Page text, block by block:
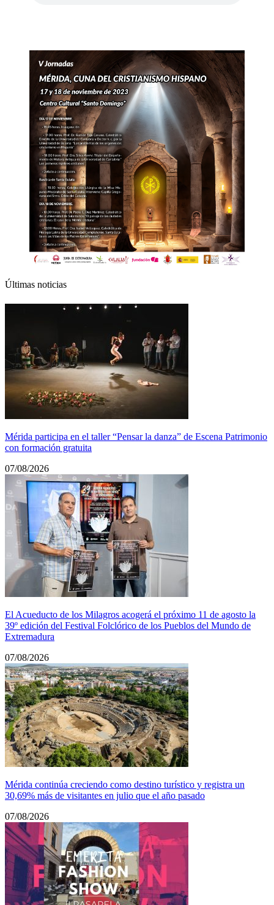
Últimas noticias
Mérida participa en el taller “Pensar la danza” de Escena Patrimonio
con formación gratuita
07/08/2026
El Acueducto de los Milagros acogerá el próximo 11 de agosto la
39º edición del Festival Folclórico de los Pueblos del Mundo de
Extremadura
07/08/2026
Mérida continúa creciendo como destino turístico y registra un
30,69% más de visitantes en julio que el año pasado
07/08/2026